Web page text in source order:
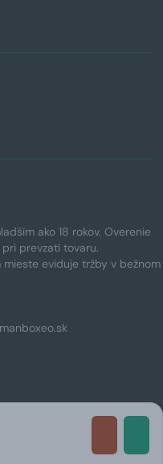
ako 18 rokov. Overenie
prevzatí tovaru.
eviduje tržby v bežnom